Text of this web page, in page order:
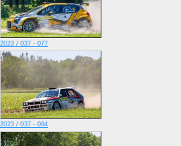
2023 / 037 - 077
2023 / 037 - 084